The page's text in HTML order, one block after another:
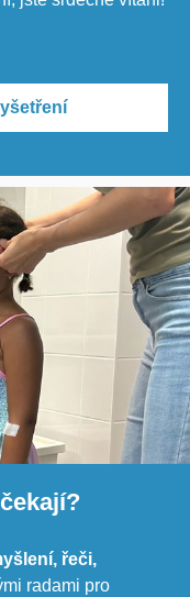
řeči,
radami pro